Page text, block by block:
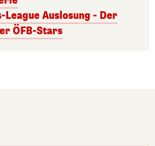
League Auslosung - Der
ÖFB-Stars